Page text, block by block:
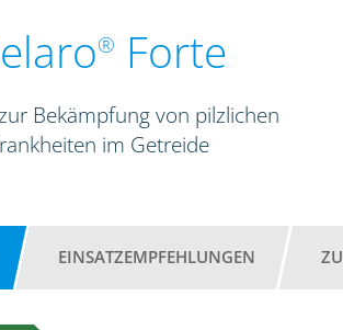
® Forte
Bekämpfung von pilzlichen
im Getreide
EINSATZEMPFEHLUNGEN